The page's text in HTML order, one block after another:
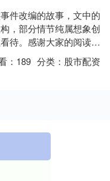
件改编的故事，文中的
，部分情节纯属想象创
待。感谢大家的阅读与
世纪六七十年代的一个
： 189 分类： 股市配资